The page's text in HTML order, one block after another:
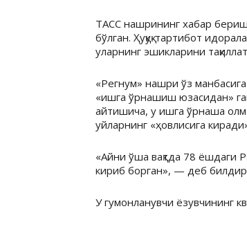
ТАСС нашрининг хабар
бўлган. Ҳуқуқ-тартибот
уларнинг эшикларини
«Регнум» нашри ўз
«ишга ўрнашиш юзасидан»
айтишича, у ишга ўрнаша
уйларнинг «ҳовлисига
«Айни ўша вақтда 78 ёшдаги
кириб борган», — деб
У гумонланувчи ёзувчининг